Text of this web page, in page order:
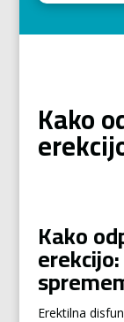
Kako
Kako
Erektilna